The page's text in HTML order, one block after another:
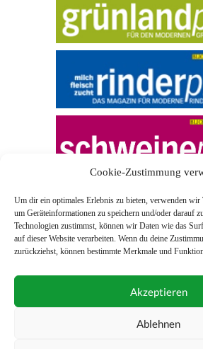
Cookie-Zustimmung
Um dir ein optimales Erlebnis zu bieten, verwenden
um Geräteinformationen zu speichern und/oder darauf
Technologien zustimmst, können wir Daten wie das
auf dieser Website verarbeiten. Wenn du deine
zurückziehst, können bestimmte Merkmale und
Akzeptieren
Ablehnen
© 2026 Blick ins Land
Unterstützt durch
0043 (0)1 581 28 90 0